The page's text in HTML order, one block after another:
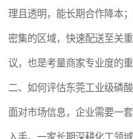
理且透明，能长期合作降本
密集的区域，快速配送至关
议，也是考量商家专业度的重
二、如何评估东莞工业级磷酸
面对市场信息，企业需要一